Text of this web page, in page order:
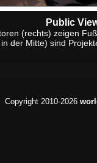
Public
(rechts) zeigen
der Mitte) sind
Copyright 2010-2026